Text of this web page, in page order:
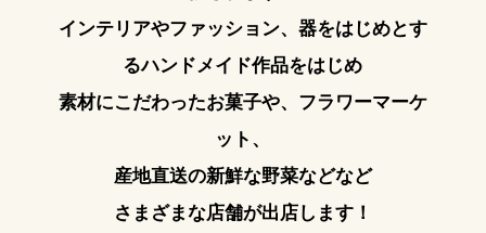
インテリアやファッション、器をはじめとす
るハンドメイド作品をはじめ
素材にこだわったお菓子や、フラワーマーケ
ット、
産地直送の新鮮な野菜などなど
さまざまな店舗が出店します！